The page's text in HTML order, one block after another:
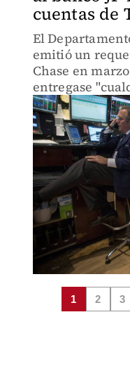
cuentas de
El
emitió un
Chase en
entregase
documentos"
1 2 3